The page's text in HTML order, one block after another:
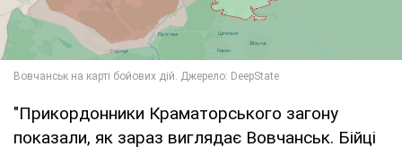
"Прикордонники Краматорського загону
показали, як зараз виглядає Вовчанськ. Бійці